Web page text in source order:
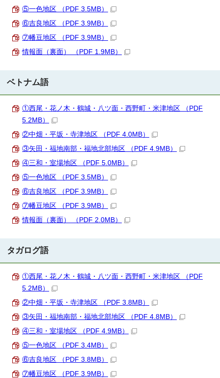
⑤一色地区 （PDF 3.5MB）
⑥吉良地区 （PDF 3.9MB）
⑦幡豆地区 （PDF 3.9MB）
情報面（裏面） （PDF 1.9MB）
ベトナム語
①西尾・花ノ木・鶴城・八ツ面・西野町・米津地区 （PDF
5.2MB）
②中畑・平坂・寺津地区 （PDF 4.0MB）
③矢田・福地南部・福地北部地区 （PDF 4.9MB）
④三和・室場地区 （PDF 5.0MB）
⑤一色地区 （PDF 3.5MB）
⑥吉良地区 （PDF 3.9MB）
⑦幡豆地区 （PDF 3.9MB）
情報面（裏面） （PDF 2.0MB）
タガログ語
①西尾・花ノ木・鶴城・八ツ面・西野町・米津地区 （PDF
5.2MB）
②中畑・平坂・寺津地区 （PDF 3.8MB）
③矢田・福地南部・福地北部地区 （PDF 4.8MB）
④三和・室場地区 （PDF 4.9MB）
⑤一色地区 （PDF 3.4MB）
⑥吉良地区 （PDF 3.8MB）
⑦幡豆地区 （PDF 3.9MB）